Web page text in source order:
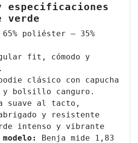
especificaciones
verde
65% poliéster – 35%
fit, cómodo y
clásico con capucha
y bolsillo canguro.
suave al tacto,
y resistente
intenso y vibrante
Benja mide 1,83